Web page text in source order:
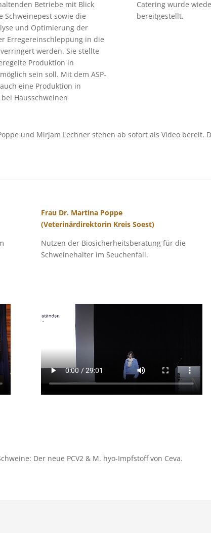
Betriebe mit Blick
Schweinepest sowie die
und Optimierung der
Erregereinschleppung in die
werden. Sie stellte
Produktion in
sein soll. Mit dem ASP-
eine Produktion in
Hausschweinen
Catering wurde
bereitgestellt.
und Mirjam Lechner stehen ab sofort als Video bereit.
Frau Dr. Martina Poppe
(Veterinärdirektorin Kreis Soest)
Nutzen der Biosicherheitsberatung für die
Schweinehalter im Seuchenfall.
Der neue PCV2 & M. hyo-Impfstoff von Ceva.